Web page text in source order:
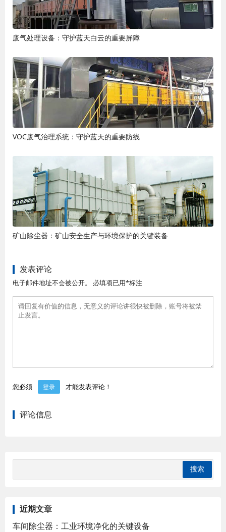
废气处理设备：守护蓝天白云的重要屏障
VOC废气治理系统：守护蓝天的重要防线
矿山除尘器：矿山安全生产与环境保护的关键装备
发表评论
电子邮件地址不会被公开。 必填项已用*标注
您必须 登录 才能发表评论！
评论信息
近期文章
车间除尘器：工业环境净化的关键设备